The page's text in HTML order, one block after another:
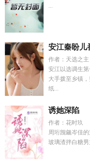
...
安江秦盼儿
作者：天选之主
安江以选调生
大手拨至乡镇
纸...
诱她深陷
作者：花时玖
周珩觊觎岑佳
玻璃渣拌白糖